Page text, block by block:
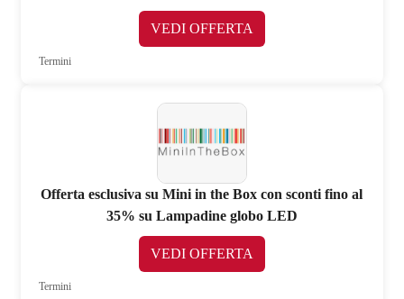
VEDI OFFERTA
Termini
Offerta esclusiva su Mini in the Box con sconti fino al
35% su Lampadine globo LED
VEDI OFFERTA
Termini